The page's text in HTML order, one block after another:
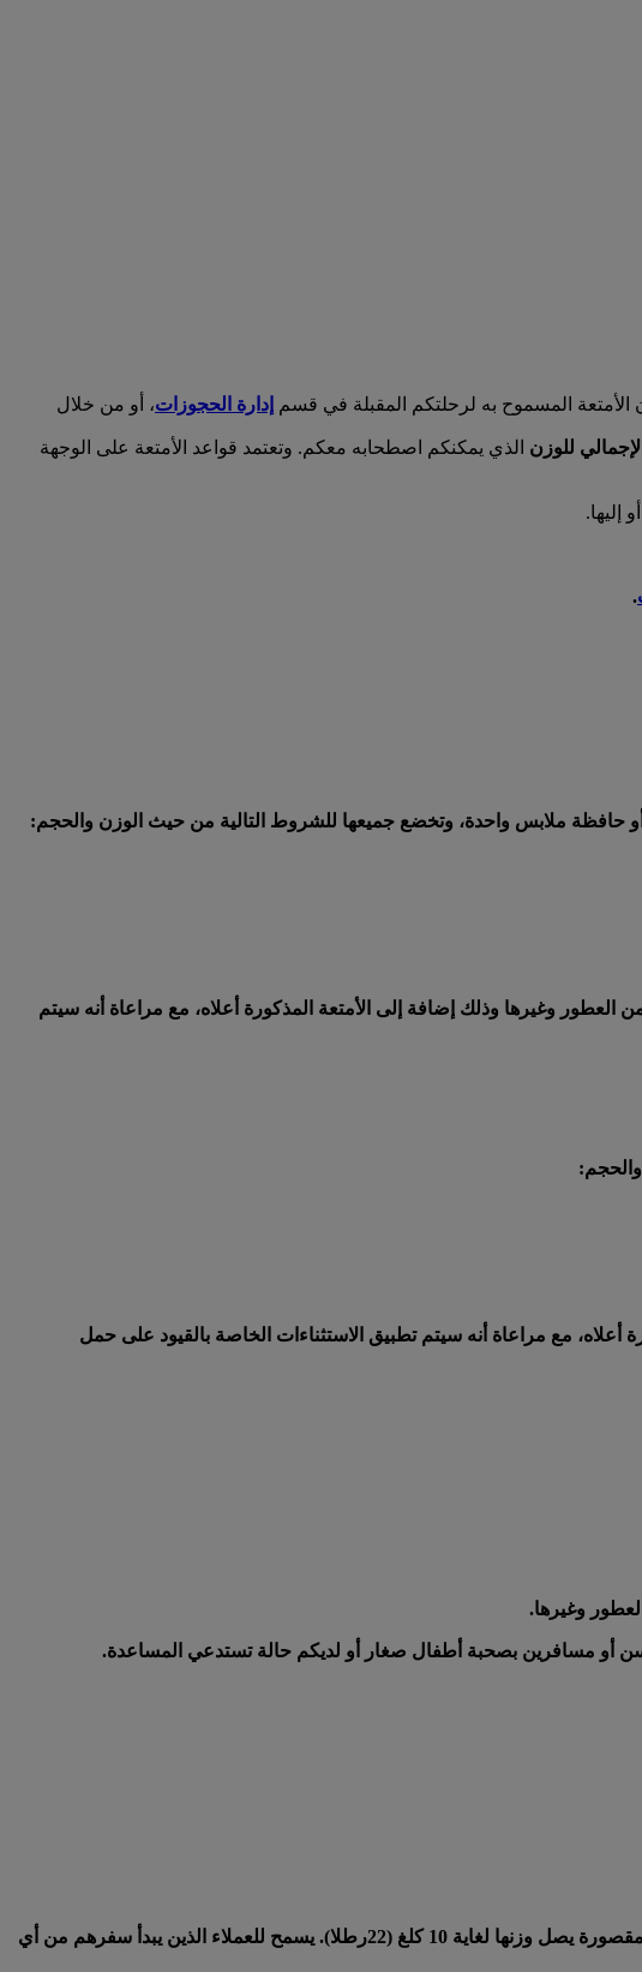
الأمتعة المسموح به لرحلتكم المقبلة في قسم إدارة الحجوزات، أو من خلال
للوزن الذي يمكنكم اصطحابه معكم. وتعتمد قواعد الأمتعة على الوجهة
إليها.
.
أو حافظة ملابس واحدة، وتخضع جميعها للشروط التالية من حيث الوزن والحجم:
الحرة من العطور وغيرها وذلك إضافة إلى الأمتعة المذكورة أعلاه، مع مراعاة أنه سيتم
مع مراعاة أنه سيتم تطبيق الاستثناءات الخاصة بالقيود على حمل
أو مسافرين بصحبة أطفال صغار أو لديكم حالة تستدعي المساعدة.
ملاحظة: يسمح للعملاء الذين يبدأ سفرهم من البرازيل والذين لديهم تذاكر سفر تم شراؤها من البرازيل باصطحاب أمتعة مقصورة يصل وزنها لغاية 10 كلغ (22رطلا). يسمح للعملاء الذين يبدأ سفرهم من أي